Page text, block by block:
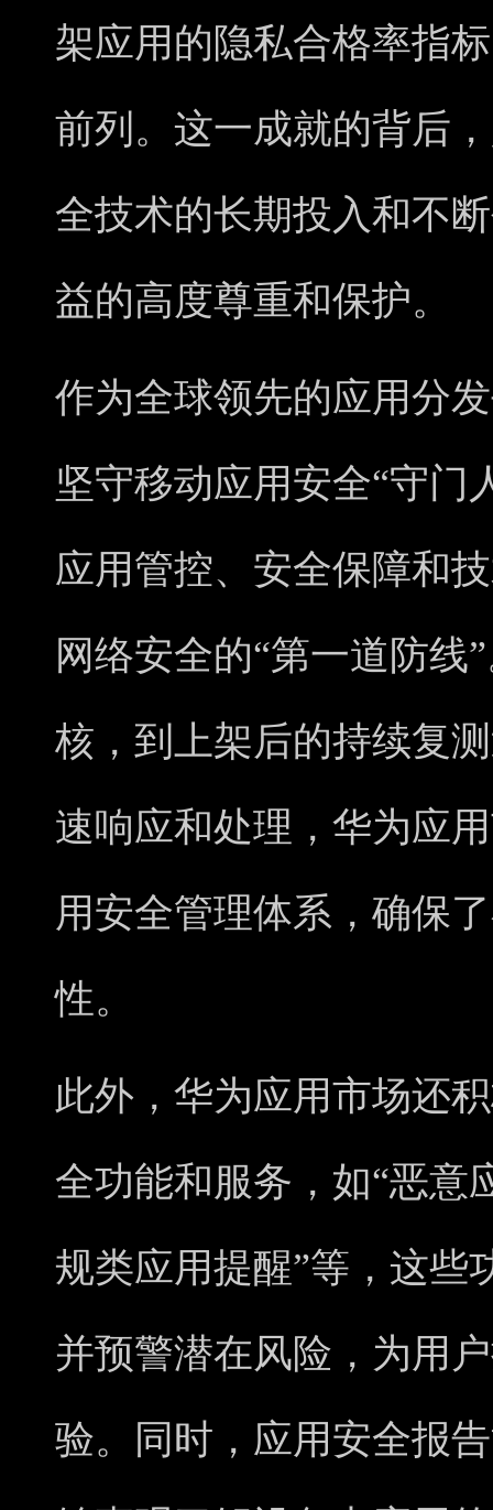
架应用的隐私合格率指
前列。这一成就的背后
全技术的长期投入和不
益的高度尊重和保护。
作为全球领先的应用分
坚守移动应用安全“守门
应用管控、安全保障和
网络安全的“第一道防线
核，到上架后的持续复
速响应和处理，华为应
用安全管理体系，确保
性。
此外，华为应用市场还
全功能和服务，如“恶意
规类应用提醒”等，这些
并预警潜在风险，为用
验。同时，应用安全报